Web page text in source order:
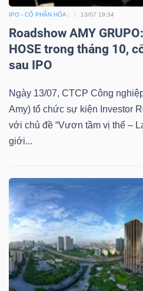
IPO - CỔ PHẦN HÓA 13/07 19:34
Roadshow AMY
HOSE trong tháng 10,
sau IPO
Ngày 13/07, CTCP Công
Amy) tổ chức sự kiện Investor
với chủ đề “Vươn tầm vị thế –
giới...